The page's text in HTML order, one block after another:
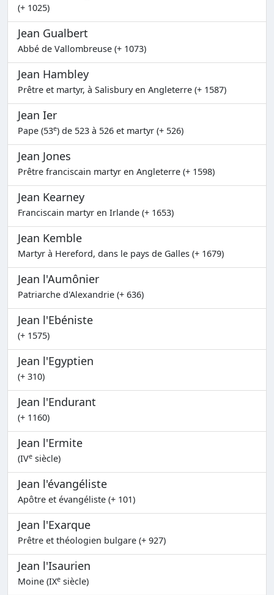
(+ 1025)
Jean Gualbert
Abbé de Vallombreuse (+ 1073)
Jean Hambley
Prêtre et martyr, à Salisbury en Angleterre (+ 1587)
Jean Ier
Pape (53e) de 523 à 526 et martyr (+ 526)
Jean Jones
Prêtre franciscain martyr en Angleterre (+ 1598)
Jean Kearney
Franciscain martyr en Irlande (+ 1653)
Jean Kemble
Martyr à Hereford, dans le pays de Galles (+ 1679)
Jean l'Aumônier
Patriarche d'Alexandrie (+ 636)
Jean l'Ebéniste
(+ 1575)
Jean l'Egyptien
(+ 310)
Jean l'Endurant
(+ 1160)
Jean l'Ermite
(IVe siècle)
Jean l'évangéliste
Apôtre et évangéliste (+ 101)
Jean l'Exarque
Prêtre et théologien bulgare (+ 927)
Jean l'Isaurien
Moine (IXe siècle)